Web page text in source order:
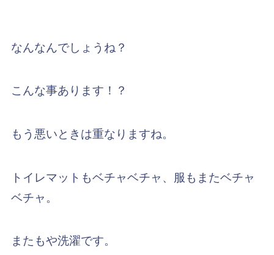
なんなんでしょうね？
こんな事あります！？
もう悪いときは重なりますね。
トイレマットもベチャベチャ、服もまたベチャ
ベチャ。
またもや洗濯です。